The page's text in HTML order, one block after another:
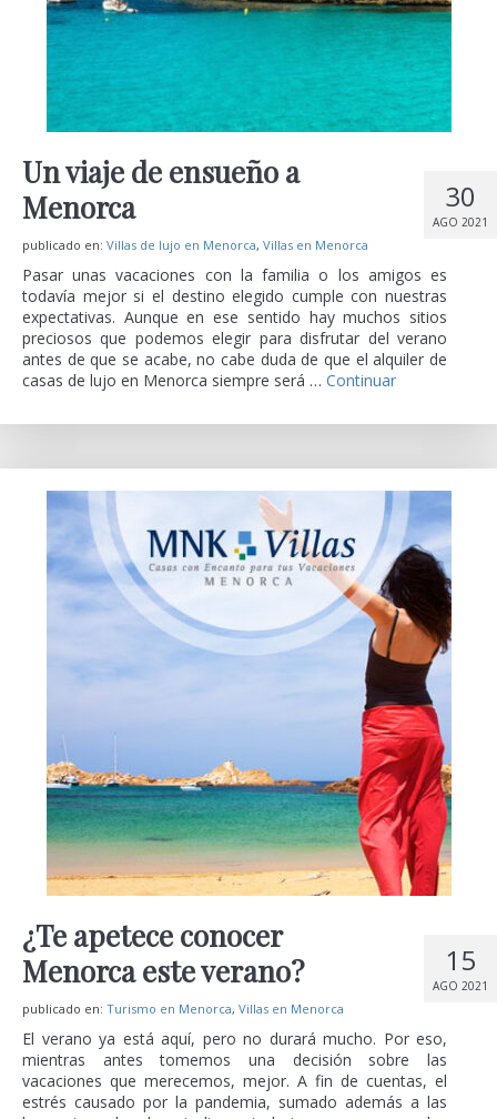
30
AGO 2021
Un viaje de ensueño a
Menorca
publicado en: Villas de lujo en Menorca, Villas en Menorca
Pasar unas vacaciones con la familia o los amigos es
todavía mejor si el destino elegido cumple con nuestras
expectativas. Aunque en ese sentido hay muchos sitios
preciosos que podemos elegir para disfrutar del verano
antes de que se acabe, no cabe duda de que el alquiler de
casas de lujo en Menorca siempre será … Continuar
15
AGO 2021
¿Te apetece conocer
Menorca este verano?
publicado en: Turismo en Menorca, Villas en Menorca
El verano ya está aquí, pero no durará mucho. Por eso,
mientras antes tomemos una decisión sobre las
vacaciones que merecemos, mejor. A fin de cuentas, el
estrés causado por la pandemia, sumado además a las